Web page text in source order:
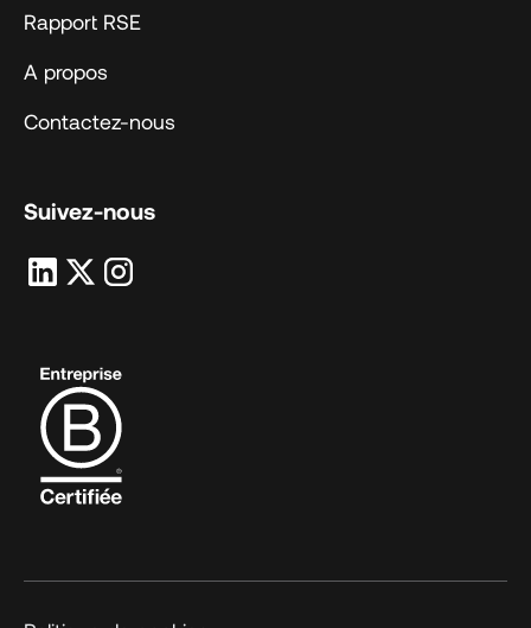
Rapport RSE
A propos
Contactez-nous
Suivez-nous